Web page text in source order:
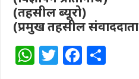
(तहसील ब्यूरो)
(प्रमुख तहसील संवाददाता
W T F